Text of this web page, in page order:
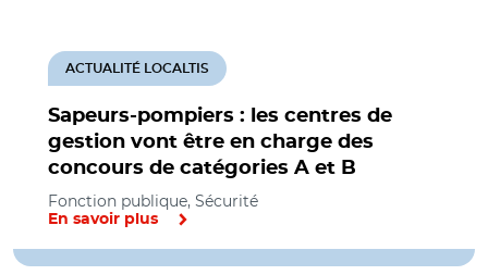
Sapeurs-pompiers : les centres de
gestion vont être en charge des
concours de catégories A et B
ACTUALITÉ LOCALTIS
Fonction publique, Sécurité
En savoir plus